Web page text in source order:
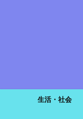
生活・社会